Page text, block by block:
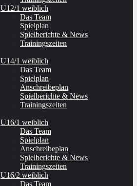
U12/1 weiblich
Das Team
Spielplan
Spielberichte & News
Trainingszeiten
U14/1 weiblich
Das Team
Spielplan
Anschreibeplan
Spielberichte & News
Trainingszeiten
U16/1 weiblich
Das Team
Spielplan
Anschreibeplan
Spielberichte & News
Trainingszeiten
U16/2 weiblich
Das Team